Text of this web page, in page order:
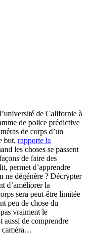
de Californie à
de police prédictive
de corps d’un
but, rapporte la
les choses se passent
de faire des
permet d’apprendre
ne dégénère ? Décrypter
d’améliorer la
sera peut-être limitée
peu de chose du
vraiment le
aussi de comprendre
caméra…